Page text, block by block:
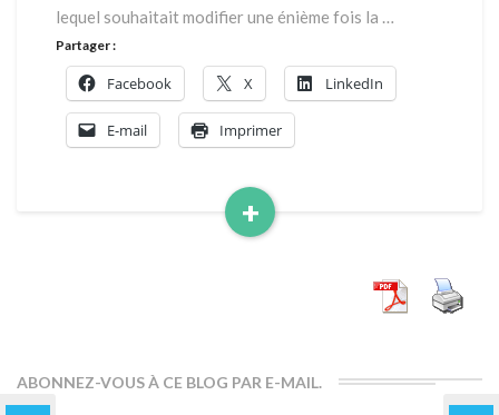
lequel souhaitait modifier une énième fois la …
+
Read
Partager :
Facebook X LinkedIn
E-mail Imprimer
ABONNEZ-VOUS À CE BLOG PAR E-MAIL.